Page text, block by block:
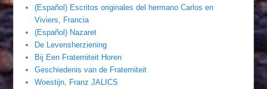
(Español) Escritos originales del hermano Carlos en
Viviers, Francia
(Español) Nazaret
De Levensherziening
Bij Een Fraterniteit Horen
Geschiedenis van de Fraterniteit
Woestijn, Franz JALICS